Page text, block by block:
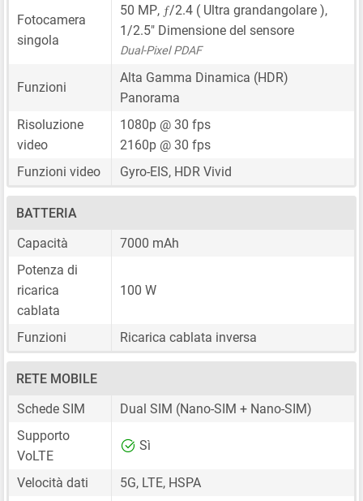
Fotocamera
singola
50 MP, ƒ/2.4 ( Ultra grandangolare ),
1/2.5" Dimensione del sensore
Dual-Pixel PDAF
Funzioni
Alta Gamma Dinamica (HDR)
Panorama
Risoluzione
video
1080p @ 30 fps
2160p @ 30 fps
Funzioni video
Gyro-EIS, HDR Vivid
BATTERIA
Capacità
7000 mAh
Potenza di
ricarica
cablata
100 W
Funzioni Ricarica cablata inversa
RETE MOBILE
Schede SIM
Dual SIM (Nano-SIM + Nano-SIM)
Supporto
VoLTE
Sì
Velocità dati
5G, LTE, HSPA